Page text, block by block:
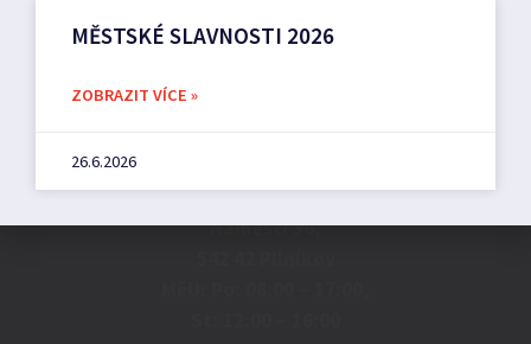
Náměstí 36,
MĚSTSKÉ SLAVNOSTI 2026
ZOBRAZIT VÍCE »
26.6.2026